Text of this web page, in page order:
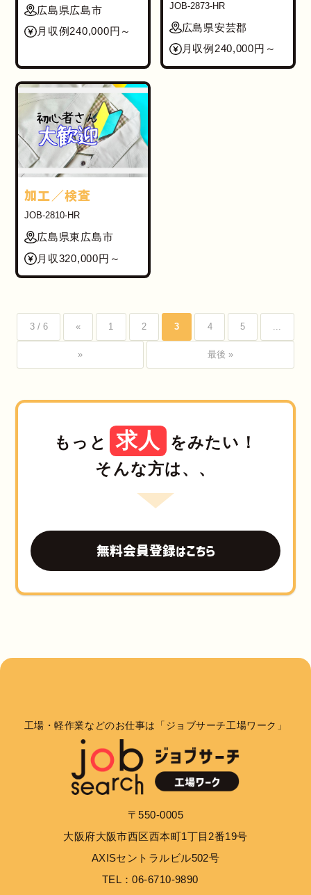
広島県広島市
月収例240,000円～
JOB-2873-HR
広島県安芸郡
月収例240,000円～
加工／検査
JOB-2810-HR
広島県東広島市
月収320,000円～
3 / 6 « 1 2 3 4 5 ...
» 最後 »
もっと 求人
をみたい！
そんな方は、、
無料会員登録はこちら
工場・軽作業などのお仕事は「ジョブサーチ工場ワーク」
〒550-0005
大阪府大阪市西区西本町1丁目2番19号
AXISセントラルビル502号
TEL：06-6710-9890